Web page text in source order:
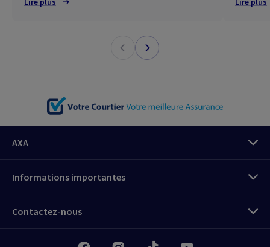
AXA
Informations importantes
Contactez-nous